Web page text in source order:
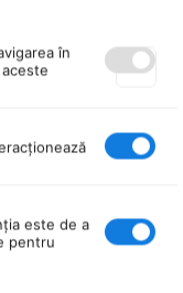
în
este de a
pentru